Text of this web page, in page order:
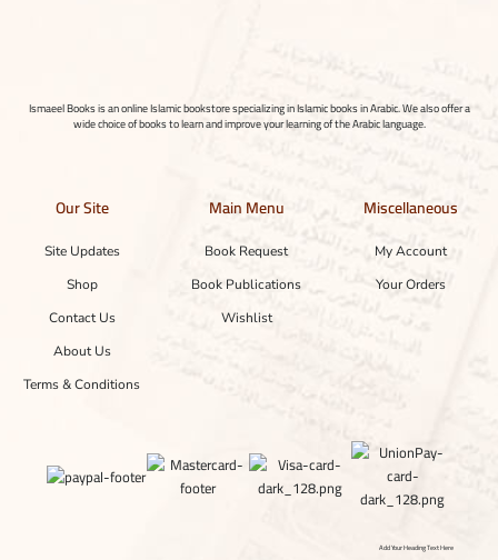
Ismaeel Books is an online Islamic bookstore specializing in Islamic books in Arabic. We also offer a
wide choice of books to learn and improve your learning of the Arabic language.
Our Site
Site Updates
Shop
Contact Us
About Us
Terms & Conditions
Main Menu
Book Request
Book Publications
Wishlist
Miscellaneous
My Account
Your Orders
Add Your Heading Text Here